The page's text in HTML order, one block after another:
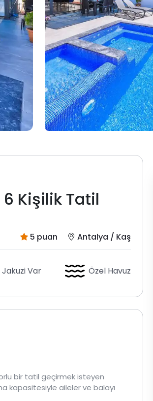
Kişilik Tatil
5 puan Antalya / Kaş
Jakuzi Var Özel Havuz
bir tatil geçirmek isteyen
kapasitesiyle aileler ve balayı